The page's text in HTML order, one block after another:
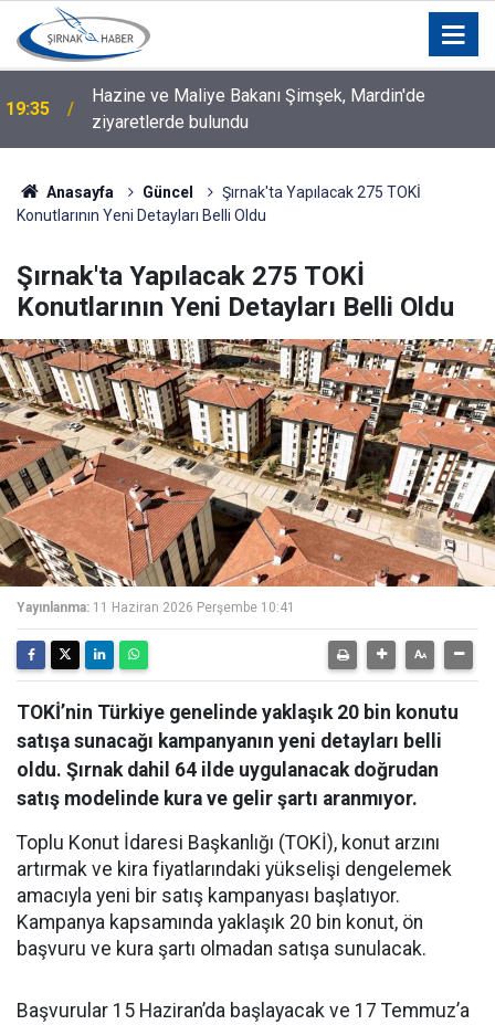
19:21
Şırnak Milletvekili İrmez’den Habur Sınır Kapısı
Tepkisi: “Artık Kabul Edilemez”
Anasayfa Güncel
Şırnak'ta Yapılacak 275 TOKİ
Konutlarının Yeni Detayları Belli Oldu
Şırnak'ta Yapılacak 275 TOKİ
Konutlarının Yeni Detayları Belli Oldu
Yayınlanma: 11 Haziran 2026 Perşembe 10:41
TOKİ’nin Türkiye genelinde yaklaşık 20 bin konutu
satışa sunacağı kampanyanın yeni detayları belli
oldu. Şırnak dahil 64 ilde uygulanacak doğrudan
satış modelinde kura ve gelir şartı aranmıyor.
Toplu Konut İdaresi Başkanlığı (TOKİ), konut arzını
artırmak ve kira fiyatlarındaki yükselişi dengelemek
amacıyla yeni bir satış kampanyası başlatıyor.
Kampanya kapsamında yaklaşık 20 bin konut, ön
başvuru ve kura şartı olmadan satışa sunulacak.
Başvurular 15 Haziran’da başlayacak ve 17 Temmuz’a